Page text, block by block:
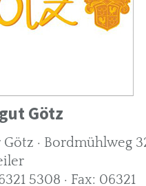
Götz
· Bordmühlweg
5308 · Fax: 06321